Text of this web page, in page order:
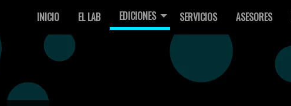
INICIO EL LAB EDICIONES SERVICIOS ASESORES